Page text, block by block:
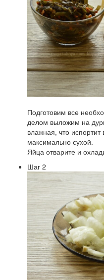
Подготовим все
делом выложим на
влажная, что
максимально сухой.
Яйца отварите и
Шаг 2